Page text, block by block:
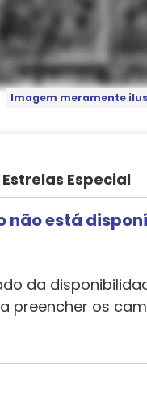
Imagem meramente
Especial
não está
da
preencher os